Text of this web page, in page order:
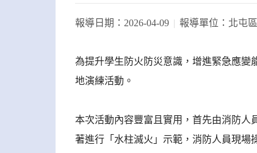
報導日期： 2026-04-09 報導單位： 北屯
為提升學生防火防災意識，增進緊急應變
地演練活動。
本次活動內容豐富且實用，首先由消防人
著進行「水柱滅火」示範，消防人員現場